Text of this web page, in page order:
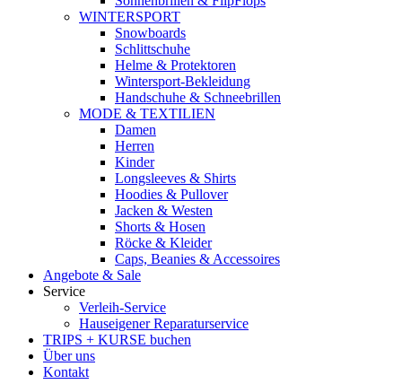
WINTERSPORT
Snowboards
Schlittschuhe
Helme & Protektoren
Wintersport-Bekleidung
Handschuhe & Schneebrillen
MODE & TEXTILIEN
Damen
Herren
Kinder
Longsleeves & Shirts
Hoodies & Pullover
Jacken & Westen
Shorts & Hosen
Röcke & Kleider
Caps, Beanies & Accessoires
Angebote & Sale
Service
Verleih-Service
Hauseigener Reparaturservice
TRIPS + KURSE buchen
Über uns
Kontakt